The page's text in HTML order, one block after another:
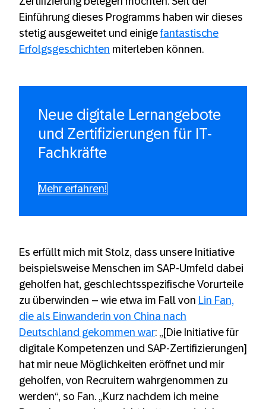
Einführung dieses Programms haben wir dieses
stetig ausgeweitet und einigefantastische
Erfolgsgeschichten miterleben können.
Neue digitale Lernangebote
und Zertifizierungen für IT-
Fachkräfte
Mehr erfahren!
Es erfüllt mich mit Stolz, dass unsere Initiative
beispielsweise Menschen im SAP-Umfeld dabei
geholfen hat, geschlechtsspezifische Vorurteile
zu überwinden – wie etwa im Fall von Lin Fan,
die als Einwanderin von China nach
Deutschland gekommen war: „[Die Initiative für
digitale Kompetenzen und SAP-Zertifizierungen]
hat mir neue Möglichkeiten eröffnet und mir
geholfen, von Recruitern wahrgenommen zu
werden“, so Fan. „Kurz nachdem ich meine